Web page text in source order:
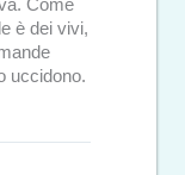
Come
è dei vivi,
uccidono.